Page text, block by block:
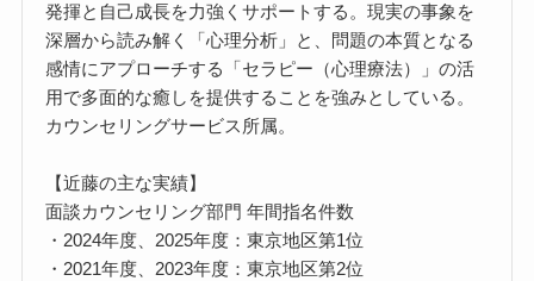
発揮と自己成長を力強くサポートする。現実の事象を
深層から読み解く「心理分析」と、問題の本質となる
感情にアプローチする「セラピー（心理療法）」の活
用で多面的な癒しを提供することを強みとしている。
カウンセリングサービス所属。
【近藤の主な実績】
面談カウンセリング部門 年間指名件数
・2024年度、2025年度：東京地区第1位
・2021年度、2023年度：東京地区第2位